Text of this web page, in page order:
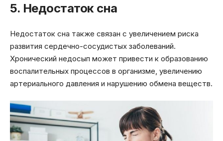
5. Недостаток сна
Недостаток сна также связан с увеличением риска
развития сердечно-сосудистых заболеваний.
Хронический недосып может привести к образованию
воспалительных процессов в организме, увеличению
артериального давления и нарушению обмена веществ.